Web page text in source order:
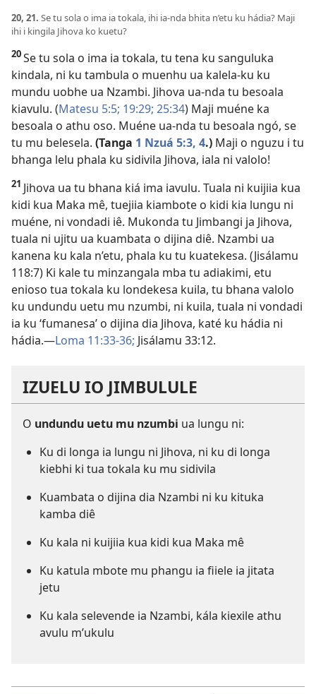
20, 21. Se tu sola o ima ia tokala, ihi ia-nda bhita n’etu ku hádia? Maji
ihi i kingila Jihova ko kuetu?
20Se tu sola o ima ia tokala, tu tena ku sanguluka
kindala, ni ku tambula o muenhu ua kalela-ku ku
mundu uobhe ua Nzambi. Jihova ua-nda tu besoala
kiavulu. (Matesu 5:5; 19:29; 25:34) Maji muéne ka
besoala o athu oso. Muéne ua-nda tu besoala ngó, se
tu mu belesela. (Tanga 1 Nzuá 5:3, 4.) Maji o nguzu i tu
bhanga lelu phala ku sidivila Jihova, iala ni valolo!
21 Jihova ua tu bhana kiá ima iavulu. Tuala ni kuijiia kua
kidi kua Maka mê, tuejiia kiambote o kidi kia lungu ni
muéne, ni vondadi iê. Mukonda tu Jimbangi ja Jihova,
tuala ni ujitu ua kuambata o dijina diê. Nzambi ua
kanena ku kala n’etu, phala ku tu kuatekesa. (Jisálamu
118:7) Ki kale tu minzangala mba tu adiakimi, etu
enioso tua tokala ku londekesa kuila, tu bhana valolo
ku undundu uetu mu nzumbi, ni kuila, tuala ni vondadi
ia ku ‘fumanesa’ o dijina dia Jihova, katé ku hádia ni
hádia.—Loma 11:33-36; Jisálamu 33:12.
IZUELU IO JIMBULULE
O undundu uetu mu nzumbi ua lungu ni:
Ku di longa ia lungu ni Jihova, ni ku di longa
kiebhi ki tua tokala ku mu sidivila
Kuambata o dijina dia Nzambi ni ku kituka
kamba diê
Ku kala ni kuijiia kua kidi kua Maka mê
Ku katula mbote mu phangu ia fiiele ia jitata
jetu
Ku kala selevende ia Nzambi, kála kiexile athu
avulu m’ukulu